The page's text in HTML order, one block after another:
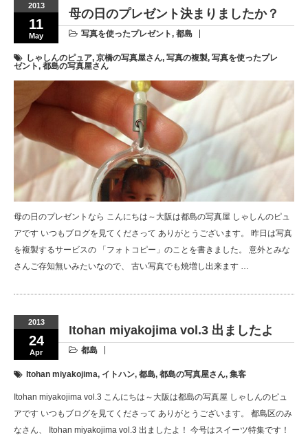
2013
11
May
母の日のプレゼント決まりましたか？
写真を使ったプレゼント, 都島
しゃしんのピュア, 京橋の写真屋さん, 写真の複製, 写真を使ったプレ
ゼント, 都島の写真屋さん
母の日のプレゼントなら こんにちは～大阪は都島の写真屋 しゃしんのピュ
アです いつもブログを見てくださって ありがとうございます。 昨日は写真
を複製するサービスの 「フォトコピー」のことを書きました。 意外とみな
さんご存知無いみたいなので、 古い写真でも焼増し出来ます …
2013
24
Apr
Itohan miyakojima vol.3 出ましたよ
都島
Itohan miyakojima, イトハン, 都島, 都島の写真屋さん, 集客
Itohan miyakojima vol.3 こんにちは～大阪は都島の写真屋 しゃしんのピュ
アです いつもブログを見てくださって ありがとうございます。 都島区のみ
なさん、 Itohan miyakojima vol.3 出ましたよ！ 今号はスイーツ特集です！